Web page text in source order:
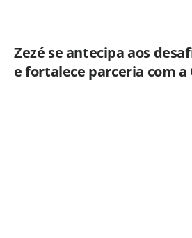
Zezé se antecipa aos
e fortalece parceria com a